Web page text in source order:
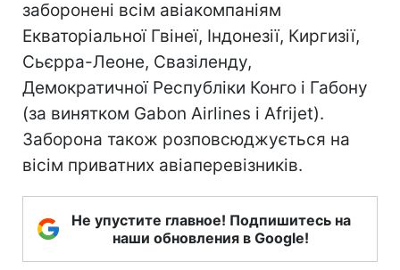
заборонені всім авіакомпаніям
Екваторіальної Гвінеї, Індонезії, Киргизії,
Сьєрра-Леоне, Свазіленду,
Демократичної Республіки Конго і Габону
(за винятком Gabon Airlines і Afrijet).
Заборона також розповсюджується на
вісім приватних авіаперевізників.
Не упустите главное! Подпишитесь на
наши обновления в Google!